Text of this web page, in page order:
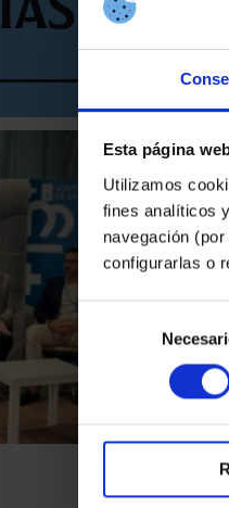
Esta página
Utilizamos
fines analíticos
navegación
configurarlas o
Selección
consentimiento